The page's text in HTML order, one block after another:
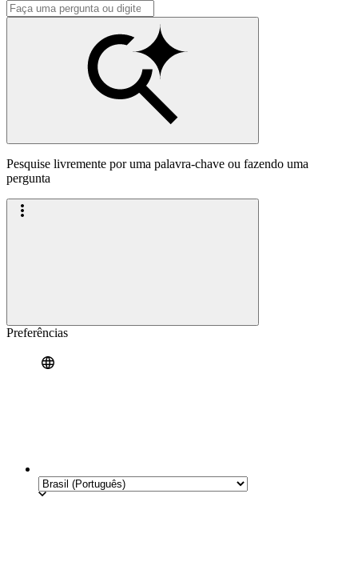
Pesquise livremente por uma palavra-chave ou fazendo uma
pergunta
Preferências